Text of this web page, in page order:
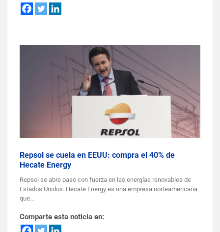
Repsol se cuela en EEUU: compra el 40% de
Hecate Energy
Repsol se abre paso con fuerza en las energías renovables de
Estados Unidos. Hecate Energy es una empresa norteamericana
que…
Comparte esta noticia en: